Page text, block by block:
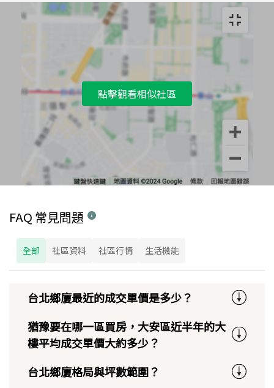
點擊觀看相似社區
FAQ 常見問題
全部 社區資料 社區行情 生活機能
台北鄉廈最近的成交單價是多少？
猶豫要在哪一區買房，大安區近半年的大
樓平均成交單價大約多少？
台北鄉廈格局與坪數範圍？